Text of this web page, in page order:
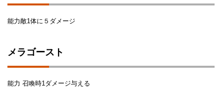
能力敵1体に５ダメージ
メラゴースト
能力 召喚時1ダメージ与える